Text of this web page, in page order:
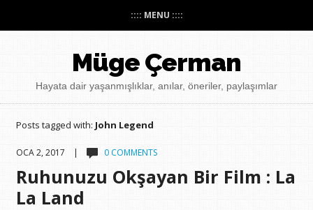
:::: MENU ::::
Müge Çerman
Hayata dair yaşanmışlıklar, anılar, öneriler, paylaşımlar
Posts tagged with: John Legend
OCA 2, 2017 | 0 COMMENTS
Ruhunuzu Okşayan Bir Film : La
La Land